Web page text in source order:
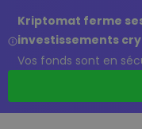
Kriptomat ferme
investissements
Vos fonds sont en